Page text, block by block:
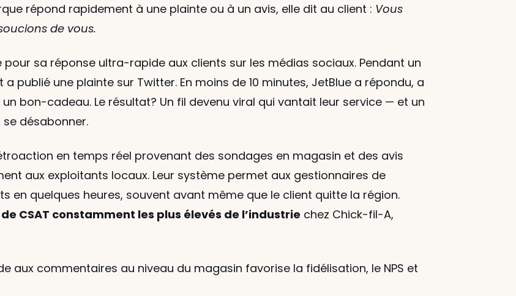
répond rapidement à une plainte ou à un avis, elle dit au client : Vous
de vous.
pour sa réponse ultra-rapide aux clients sur les médias sociaux. Pendant un
publié une plainte sur Twitter. En moins de 10 minutes, JetBlue a répondu, a
bon-cadeau. Le résultat? Un fil devenu viral qui vantait leur service — et un
désabonner.
en temps réel provenant des sondages en magasin et des avis
aux exploitants locaux. Leur système permet aux gestionnaires de
en quelques heures, souvent avant même que le client quitte la région.
CSAT constamment les plus élevés de l’industrie chez Chick-fil-A,
aux commentaires au niveau du magasin favorise la fidélisation, le NPS et